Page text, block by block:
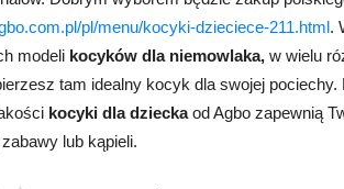
pl/menu/kocyki-dzieciece-211.html.
modeli kocyków dla niemowlaka, w wielu
tam idealny kocyk dla swojej
kocyki dla dzieckaod Agbo zapewnią
lub kąpieli.